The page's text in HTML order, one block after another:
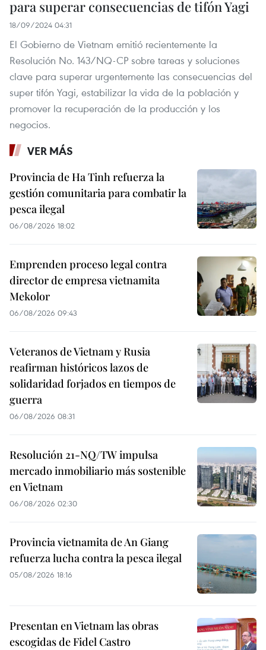
para superar consecuencias de tifón Yagi
18/09/2024 04:31
El Gobierno de Vietnam emitió recientemente la
Resolución No. 143/NQ-CP sobre tareas y soluciones
clave para superar urgentemente las consecuencias del
super tifón Yagi, estabilizar la vida de la población y
promover la recuperación de la producción y los
negocios.
VER MÁS
Provincia de Ha Tinh refuerza la
gestión comunitaria para combatir la
pesca ilegal
06/08/2026 18:02
Emprenden proceso legal contra
director de empresa vietnamita
Mekolor
06/08/2026 09:43
Veteranos de Vietnam y Rusia
reafirman históricos lazos de
solidaridad forjados en tiempos de
guerra
06/08/2026 08:31
Resolución 21-NQ/TW impulsa
mercado inmobiliario más sostenible
en Vietnam
06/08/2026 02:30
Provincia vietnamita de An Giang
refuerza lucha contra la pesca ilegal
05/08/2026 18:16
Presentan en Vietnam las obras
escogidas de Fidel Castro